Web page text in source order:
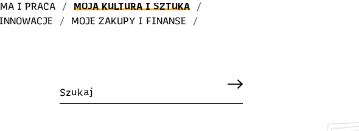
I PRACA / MOJA KULTURA I SZTUKA
/
/ MOJE ZAKUPY I FINANSE
/